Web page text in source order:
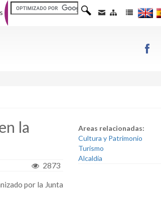
la
2873
por la Junta
Areas relacionadas:
Cultura y Patrimonio
Turismo
Alcaldía